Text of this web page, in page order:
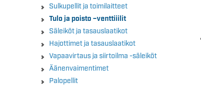
Sulkupellit ja toimilaitteet
Tulo ja poisto –venttiiilit
Säleiköt ja tasauslaatikot
Hajottimet ja tasauslaatikot
Vapaavirtaus ja siirtoilma -säleiköt
Äänenvaimentimet
Palopellit